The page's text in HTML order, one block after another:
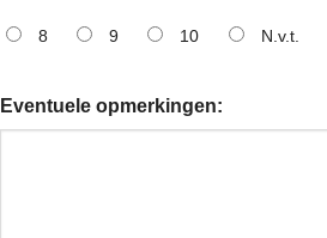
8 9 10 N.v.t.
Eventuele opmerkingen: